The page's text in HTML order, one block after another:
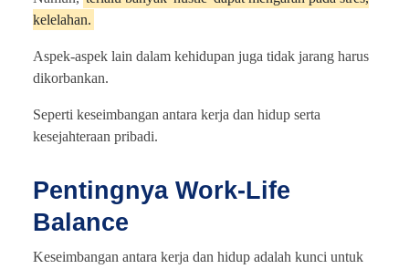
kelelahan.
Aspek-aspek lain dalam kehidupan juga tidak jarang harus
dikorbankan.
Seperti keseimbangan antara kerja dan hidup serta
kesejahteraan pribadi.
Pentingnya Work-Life
Balance
Keseimbangan antara kerja dan hidup adalah kunci untuk